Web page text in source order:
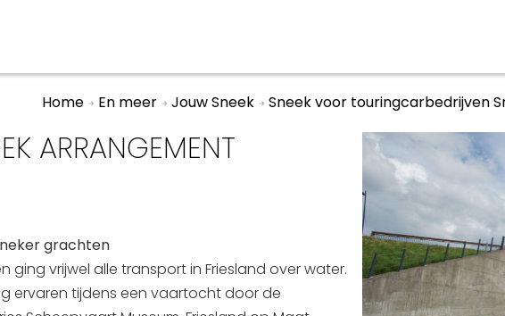
Winkelen, uitgaan en doen
Overnachten
Winkelen
En meer
Arrangementen
Jouw Sneek
De Friese meren
Other languages
Home En meer Jouw Sneek Sneek voor touringcarbedrijven
ARRANGEMENT
grachten
ging vrijwel alle transport in Friesland over water.
ervaren tijdens een vaartocht door de